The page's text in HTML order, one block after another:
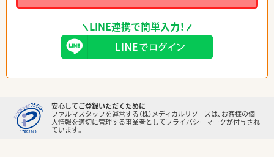
LINE連携で簡単入力！
安心してご登録いただくために
ファルマスタッフを運営する（株）メディカルリソースは、お客様の個
人情報を適切に管理する事業者としてプライバシーマークが付与され
ています。